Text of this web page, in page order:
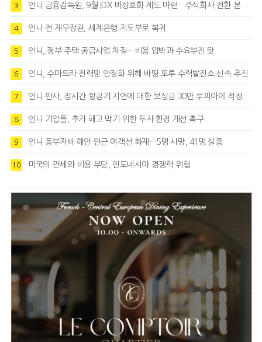
3 인니 금융감독원, 9월 IDX 비상호화 제도 마련…주식회사 전환 본격화
4 인니 전 재무장관, 세계은행 지도부로 복귀
5 인니, 정부 주택 공급사업 차질…비용 압박과 수요부진 탓
6 인니, 수마트라 전력망 안정화 위해 바땅 또루 수력발전소 신속 추진
7 인니 판사, 장시간 항공기 지연에 대한 보상금 30만 루피아에 적정성 제기
8 인니 기업들, 추가 해고 막기 위한 투자 환경 개선 촉구
9 인니 동부자바 해안 인근 여객선 화재…5명 사망, 41명 실종
10 미국의 관세와 비용 부담, 인도네시아 경쟁력 위협